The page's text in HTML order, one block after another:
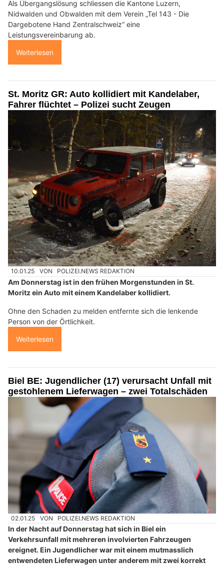
Als Übergangslösung schliessen die Kantone Luzern,
Nidwalden und Obwalden mit dem Verein „Tel 143 - Die
Dargebotene Hand Zentralschweiz“ eine
Leistungsvereinbarung ab.
Weiterlesen
St. Moritz GR: Auto kollidiert mit Kandelaber,
Fahrer flüchtet – Polizei sucht Zeugen
10.01.25 VON POLIZEI.NEWS REDAKTION
Am Donnerstag ist in den frühen Morgenstunden in St.
Moritz ein Auto mit einem Kandelaber kollidiert.
Ohne den Schaden zu melden entfernte sich die lenkende
Person von der Örtlichkeit.
Weiterlesen
Biel BE: Jugendlicher (17) verursacht Unfall mit
gestohlenem Lieferwagen – zwei Totalschäden
02.01.25 VON POLIZEI.NEWS REDAKTION
In der Nacht auf Donnerstag hat sich in Biel ein
Verkehrsunfall mit mehreren involvierten Fahrzeugen
ereignet. Ein Jugendlicher war mit einem mutmasslich
entwendeten Lieferwagen unter anderem mit zwei korrekt